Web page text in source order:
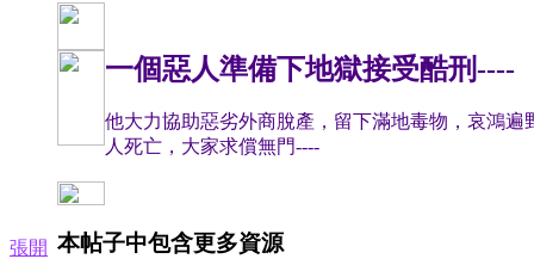
張開
一個惡人準備下地獄接受酷刑----
他大力協助惡劣外商脫產，留下滿地毒物，哀鴻
人死亡，大家求償無門----
本帖子中包含更多資源